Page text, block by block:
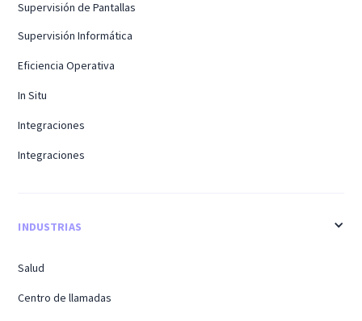
Supervisión de Pantallas
Supervisión Informática
Eficiencia Operativa
In Situ
Integraciones
Integraciones
INDUSTRIAS
Salud
Centro de llamadas